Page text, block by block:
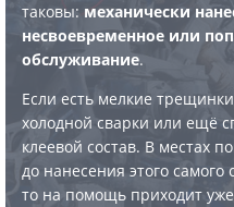
таковы: механически
несвоевременное или
обслуживание.
Если есть мелкие
холодной сварки или ещё
клеевой состав. В местах
до нанесения этого самого
то на помощь приходит